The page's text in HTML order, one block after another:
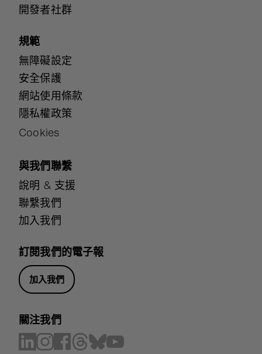
開發者社群
規範
無障礙設定
安全保護
網站使用條款
隱私權政策
Cookies
與我們聯繫
說明 & 支援
聯繫我們
加入我們
訂閱我們的電子報
加入我們
關注我們